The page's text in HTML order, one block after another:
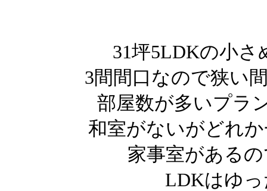
31坪5LDKの小さ
3間間口なので狭い
部屋数が多いプラ
和室がないがどれ
家事室がある
LDKはゆ